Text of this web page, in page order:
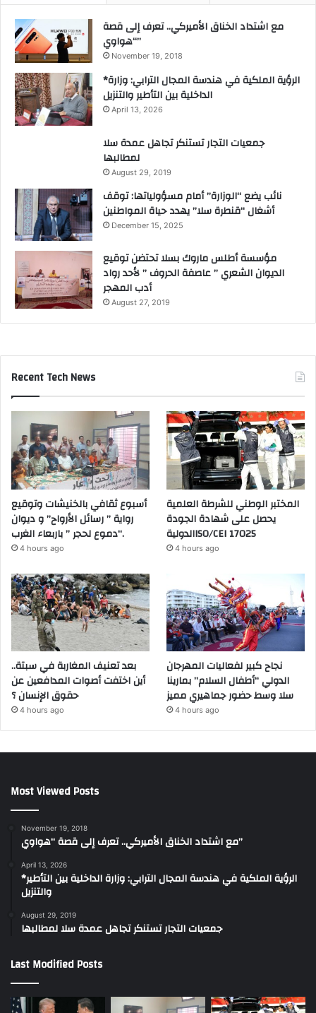
ح
ة
م
م
ك
ي
د
ة
و
ط
ي
ل
ت
ن
م
ا
ل
ب
ش
ر
ي
ة
مع اشتداد الخناق الأميركي.. تعرف إلى قصة
“هواوي”
November 19, 2018
*الرؤية الملكية في هندسة المجال الترابي: وزارة
الداخلية بين التأطير والتنزيل
April 13, 2026
جمعيات التجار تستنكر تجاهل عمدة سلا
لمطالبها
August 29, 2019
نائب يضع “الوزارة” أمام مسؤولياتها: توقف
أشغال “قنطرة سلا” يهدد حياة المواطنين
December 15, 2025
مؤسسة أطلس ماروك بسلا تحتضن توقيع
الديوان الشعري ” عاصفة الحروف ” لأحد رواد
أدب المهجر
August 27, 2019
Recent Tech News
أسبوع ثقافي بالخنيشات وتوقيع
رواية ” رسائل الأرواح” و ديوان
“دموع لحجر ” باربعاء الغرب.
4 hours ago
المختبر الوطني للشرطة العلمية
يحصل على شهادة الجودة
الدوليةISO/CEI 17025
4 hours ago
بعد تعنيف المغاربة في سبتة..
أين اختفت أصوات المدافعين عن
حقوق الإنسان ؟
4 hours ago
نجاح كبير لفعاليات المهرجان
الدولي “أطفال السلام” بمارينا
سلا وسط حضور جماهيري مميز
4 hours ago
Most Viewed Posts
November 19, 2018
مع اشتداد الخناق الأميركي.. تعرف إلى قصة “هواوي”
April 13, 2026
*الرؤية الملكية في هندسة المجال الترابي: وزارة الداخلية بين التأطير
والتنزيل
August 29, 2019
جمعيات التجار تستنكر تجاهل عمدة سلا لمطالبها
Last Modified Posts